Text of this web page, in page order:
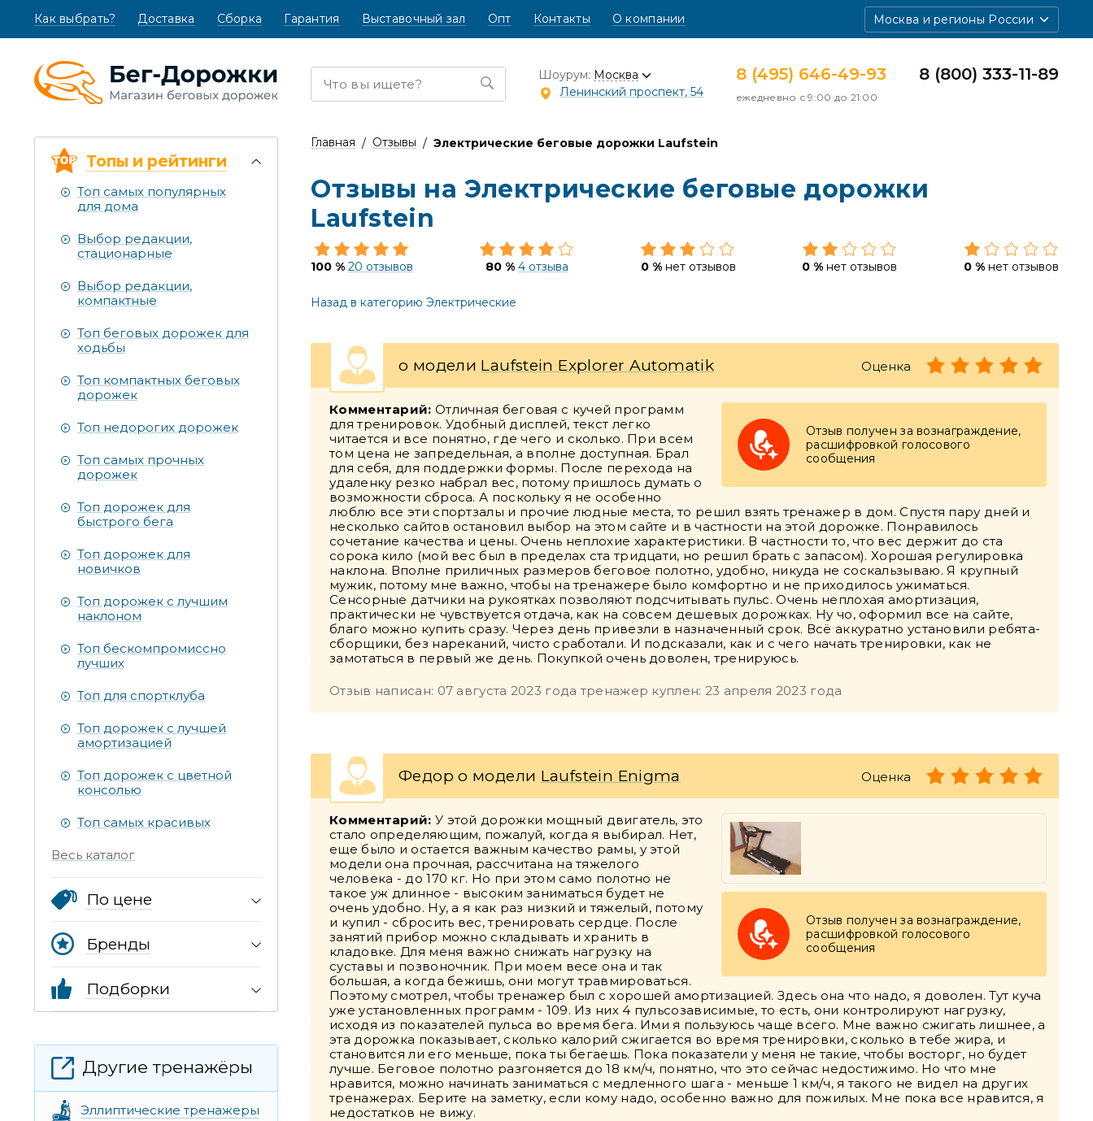
Как выбрать? (текущая)
Доставка Сборка Гарантия Выставочный зал Опт Контакты О компании Москва и регионы России
Шоурум: Москва
Ленинский проспект, 54
8 (495) 646-49-93
ежедневно с 9:00 до 21:00
8 (800) 333-11-89
Топы и рейтинги
Топ самых популярных
для дома
Выбор редакции,
стационарные
Выбор редакции,
компактные
Топ беговых дорожек для
ходьбы
Топ компактных беговых
дорожек
Топ недорогих дорожек
Топ самых прочных
дорожек
Топ дорожек для
быстрого бега
Топ дорожек для
новичков
Топ дорожек с лучшим
наклоном
Топ бескомпромиссно
лучших
Топ для спортклуба
Топ дорожек с лучшей
амортизацией
Топ дорожек с цветной
консолью
Топ самых красивых
Весь каталог
По цене
Бренды
Подборки
Другие тренажёры
Эллиптические тренажеры
Главная Отзывы Электрические беговые дорожки Laufstein
Отзывы на Электрические беговые дорожки
Laufstein
100 % 20 отзывов 80 % 4 отзыва 0 % нет отзывов 0 % нет отзывов 0 % нет отзывов
Назад в категорию Электрические
о модели Laufstein Explorer Automatik Оценка
Отзыв получен за вознаграждение,
расшифровкой голосового
сообщения
Комментарий: Отличная беговая с кучей программ
для тренировок. Удобный дисплей, текст легко
читается и все понятно, где чего и сколько. При всем
том цена не запредельная, а вполне доступная. Брал
для себя, для поддержки формы. После перехода на
удаленку резко набрал вес, потому пришлось думать о
возможности сброса. А поскольку я не особенно
люблю все эти спортзалы и прочие людные места, то решил взять тренажер в дом. Спустя пару дней и
несколько сайтов остановил выбор на этом сайте и в частности на этой дорожке. Понравилось
сочетание качества и цены. Очень неплохие характеристики. В частности то, что вес держит до ста
сорока кило (мой вес был в пределах ста тридцати, но решил брать с запасом). Хорошая регулировка
наклона. Вполне приличных размеров беговое полотно, удобно, никуда не соскальзываю. Я крупный
мужик, потому мне важно, чтобы на тренажере было комфортно и не приходилось ужиматься.
Сенсорные датчики на рукоятках позволяют подсчитывать пульс. Очень неплохая амортизация,
практически не чувствуется отдача, как на совсем дешевых дорожках. Ну чо, оформил все на сайте,
благо можно купить сразу. Через день привезли в назначенный срок. Всё аккуратно установили ребята-
сборщики, без нареканий, чисто сработали. И подсказали, как и с чего начать тренировки, как не
замотаться в первый же день. Покупкой очень доволен, тренируюсь.
Отзыв написан: 07 августа 2023 года тренажер куплен: 23 апреля 2023 года
Федор о модели Laufstein Enigma Оценка
Отзыв получен за вознаграждение,
расшифровкой голосового
сообщения
Комментарий: У этой дорожки мощный двигатель, это
стало определяющим, пожалуй, когда я выбирал. Нет,
еще было и остается важным качество рамы, у этой
модели она прочная, рассчитана на тяжелого
человека - до 170 кг. Но при этом само полотно не
такое уж длинное - высоким заниматься будет не
очень удобно. Ну, а я как раз низкий и тяжелый, потому
и купил - сбросить вес, тренировать сердце. После
занятий прибор можно складывать и хранить в
кладовке. Для меня важно снижать нагрузку на
суставы и позвоночник. При моем весе она и так
большая, а когда бежишь, они могут травмироваться.
Поэтому смотрел, чтобы тренажер был с хорошей амортизацией. Здесь она что надо, я доволен. Тут куча
уже установленных программ - 109. Из них 4 пульсозависимые, то есть, они контролируют нагрузку,
исходя из показателей пульса во время бега. Ими я пользуюсь чаще всего. Мне важно сжигать лишнее, а
эта дорожка показывает, сколько калорий сжигается во время тренировки, сколько в тебе жира, и
становится ли его меньше, пока ты бегаешь. Пока показатели у меня не такие, чтобы восторг, но будет
лучше. Беговое полотно разгоняется до 18 км/ч, понятно, что это сейчас недостижимо. Но что мне
нравится, можно начинать заниматься с медленного шага - меньше 1 км/ч, я такого не видел на других
тренажерах. Берите на заметку, если кому надо, особенно важно для пожилых. Мне пока все нравится, я
недостатков не вижу.